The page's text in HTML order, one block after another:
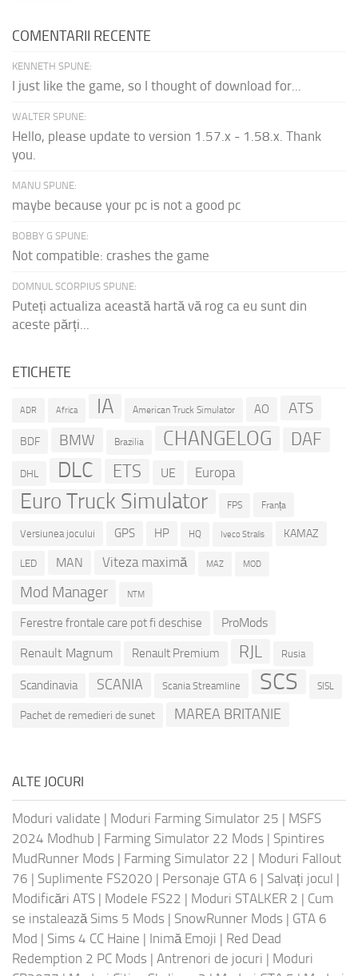
COMENTARII RECENTE
KENNETH SPUNE:
I just like the game, so I thought of download for...
WALTER SPUNE:
Hello, please update to version 1.57.x - 1.58.x. Thank
you.
MANU SPUNE:
maybe because your pc is not a good pc
BOBBY G SPUNE:
Not compatible: crashes the game
DOMNUL SCORPIUS SPUNE:
Puteți actualiza această hartă vă rog ca eu sunt din
aceste părți...
ETICHETE
ADR Africa IA American Truck Simulator AO ATS
BDF BMW Brazilia CHANGELOG DAF
DHL DLC ETS UE Europa
Euro Truck Simulator FPS Franța
Versiunea jocului GPS HP HQ Iveco Stralis KAMAZ
LED MAN Viteza maximă MAZ MOD
Mod Manager NTM
Ferestre frontale care pot fi deschise
ProMods
Renault Magnum
Renault Premium RJL Rusia
Scandinavia SCANIA Scania Streamline SCS SISL
Pachet de remedieri de sunet MAREA BRITANIE
ALTE JOCURI
Moduri validate | Moduri Farming Simulator 25 | MSFS
2024 Modhub | Farming Simulator 22 Mods | Spintires
MudRunner Mods | Farming Simulator 22 | Moduri Fallout
76 | Suplimente FS2020 | Personaje GTA 6 | Salvați jocul |
Modificări ATS | Modele FS22 | Moduri STALKER 2 | Cum
se instalează Sims 5 Mods | SnowRunner Mods | GTA 6
Mod | Sims 4 CC Haine | Inimă Emoji | Red Dead
Redemption 2 PC Mods | Antrenori de jocuri | Moduri